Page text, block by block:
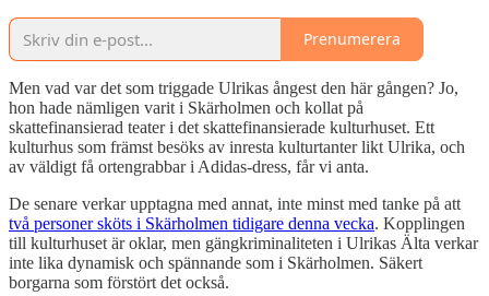
Prenumerera
Men vad var det som triggade Ulrikas ångest den här gången? Jo,
hon hade nämligen varit i Skärholmen och kollat på
skattefinansierad teater i det skattefinansierade kulturhuset. Ett
kulturhus som främst besöks av inresta kulturtanter likt Ulrika, och
av väldigt få ortengrabbar i Adidas-dress, får vi anta.
De senare verkar upptagna med annat, inte minst med tanke på att
två personer sköts i Skärholmen tidigare denna vecka. Kopplingen
till kulturhuset är oklar, men gängkriminaliteten i Ulrikas Älta verkar
inte lika dynamisk och spännande som i Skärholmen. Säkert
borgarna som förstört det också.